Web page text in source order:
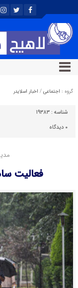
گروه : اجتماعی / اخبار اسلایدر
شناسه : ۱۹۳۸۳
۰ دیدگاه
فعالیت